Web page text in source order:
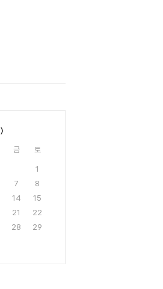
금 토
1
7
8
14
15
21
22
28
29